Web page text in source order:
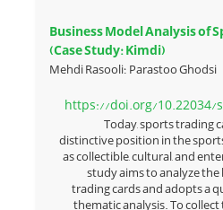
Business Model Analysis of
(Case Study: Kimdi)
Mehdi Rasooli؛ Parastoo Ghodsi
https://doi.org/10.22034/
Today, sports trading
distinctive position in the
as collectible, cultural, and
study aims to analyze
trading cards and adopts a
thematic analysis. To